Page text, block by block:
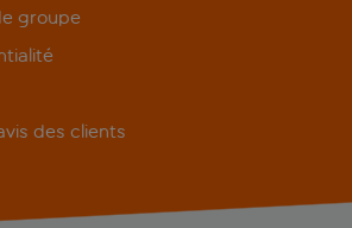
groupe
des clients